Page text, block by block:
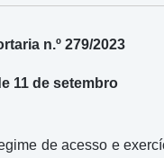
n.º 279/2023
11 de setembro
de acesso e